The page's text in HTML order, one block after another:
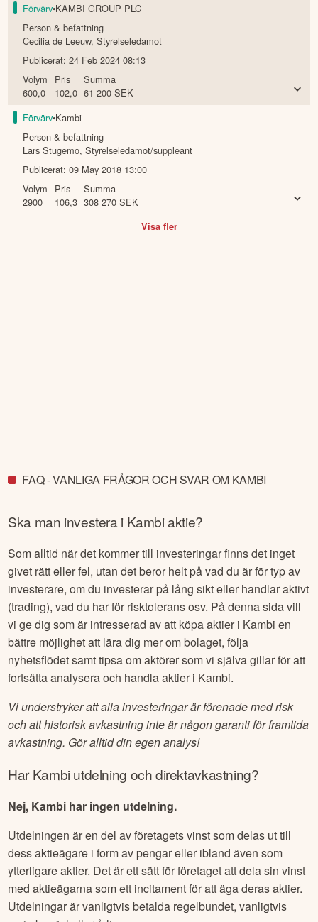
Förvärv•KAMBI GROUP PLC
Person & befattning
Cecilia de Leeuw,Styrelseledamot
Publicerat:24 Feb 2024 08:13
Volym
600,0
Pris
102,0
Summa
61 200 SEK
Förvärv•Kambi
Person & befattning
Lars Stugemo,Styrelseledamot/suppleant
Publicerat:09 May 2018 13:00
Volym
2900
Pris
106,3
Summa
308 270 SEK
Visa fler
FAQ - VANLIGA FRÅGOR OCH SVAR OM KAMBI
Ska man investera i Kambiaktie?
Som alltid när det kommer till investeringar finns det inget
givet rätt eller fel, utan det beror helt på vad du är för typ av
investerare, om du investerar på lång sikt eller handlar aktivt
(trading), vad du har för risktolerans osv. På denna sida vill
vi ge dig som är intresserad av att köpa aktier i Kambi en
bättre möjlighet att lära dig mer om bolaget, följa
nyhetsflödet samt tipsa om aktörer som vi själva gillar för att
fortsätta analysera och handla aktier i Kambi.
Vi understryker att alla investeringar är förenade med risk
och att historisk avkastning inte är någon garanti för framtida
avkastning. Gör alltid din egen analys!
HarKambiutdelning och direktavkastning?
Nej, Kambi har ingen utdelning.
Utdelningen är en del av företagets vinst som delas ut till
dess aktieägare i form av pengar eller ibland även som
ytterligare aktier. Det är ett sätt för företaget att dela sin vinst
med aktieägarna som ett incitament för att äga deras aktier.
Utdelningar är vanligtvis betalda regelbundet, vanligtvis